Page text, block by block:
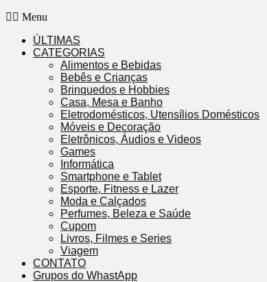
Menu
ÚLTIMAS
CATEGORIAS
Alimentos e Bebidas
Bebês e Crianças
Brinquedos e Hobbies
Casa, Mesa e Banho
Eletrodomésticos, Utensílios Domésticos
Móveis e Decoração
Eletrônicos, Áudios e Videos
Games
Informática
Smartphone e Tablet
Esporte, Fitness e Lazer
Moda e Calçados
Perfumes, Beleza e Saúde
Cupom
Livros, Filmes e Series
Viagem
CONTATO
Grupos do WhastApp